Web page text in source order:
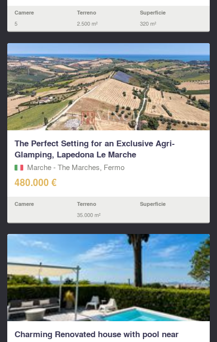
Camere
5
Terreno
2.500 m²
Superficie
320 m²
The Perfect Setting for an Exclusive Agri-
Glamping, Lapedona Le Marche
Marche - The Marches, Fermo‎
480.000 €
Camere Terreno
35.000 m²
Superficie
Charming Renovated house with pool near